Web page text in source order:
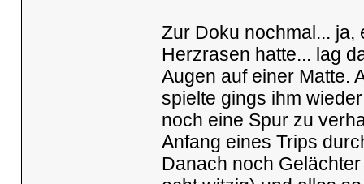
Zur Doku nochmal... ja,
Herzrasen hatte... lag
Augen auf einer Matte.
spielte gings ihm
noch eine Spur zu
Anfang eines Trips
Danach noch